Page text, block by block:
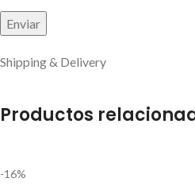
Shipping & Delivery
Productos
-16%